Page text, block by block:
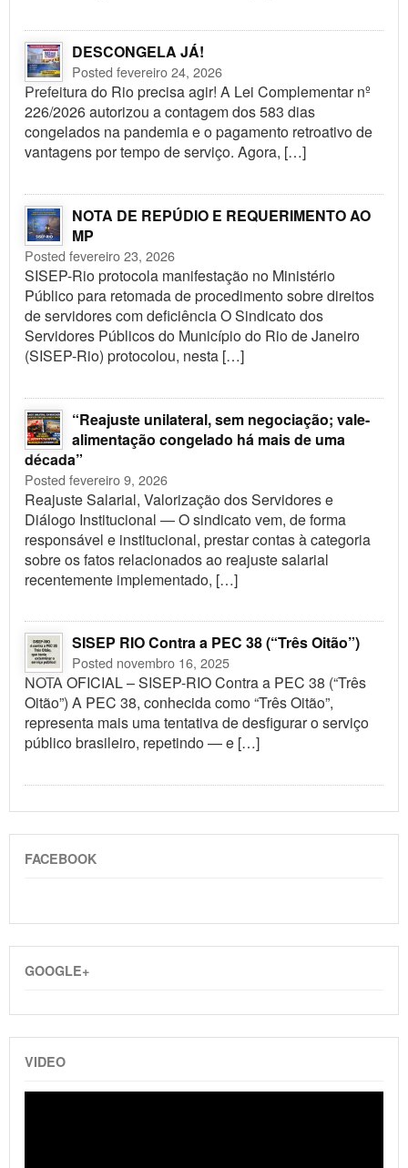
DESCONGELA JÁ!
Posted fevereiro 24, 2026
Prefeitura do Rio precisa agir! A Lei Complementar nº
226/2026 autorizou a contagem dos 583 dias
congelados na pandemia e o pagamento retroativo de
vantagens por tempo de serviço. Agora, […]
NOTA DE REPÚDIO E REQUERIMENTO AO
MP
Posted fevereiro 23, 2026
SISEP-Rio protocola manifestação no Ministério
Público para retomada de procedimento sobre direitos
de servidores com deficiência O Sindicato dos
Servidores Públicos do Município do Rio de Janeiro
(SISEP-Rio) protocolou, nesta […]
“Reajuste unilateral, sem negociação; vale-
alimentação congelado há mais de uma
década”
Posted fevereiro 9, 2026
Reajuste Salarial, Valorização dos Servidores e
Diálogo Institucional — O sindicato vem, de forma
responsável e institucional, prestar contas à categoria
sobre os fatos relacionados ao reajuste salarial
recentemente implementado, […]
SISEP RIO Contra a PEC 38 (“Três Oitão”)
Posted novembro 16, 2025
NOTA OFICIAL – SISEP-RIO Contra a PEC 38 (“Três
Oitão”) A PEC 38, conhecida como “Três Oitão”,
representa mais uma tentativa de desfigurar o serviço
público brasileiro, repetindo — e […]
FACEBOOK
GOOGLE+
VIDEO